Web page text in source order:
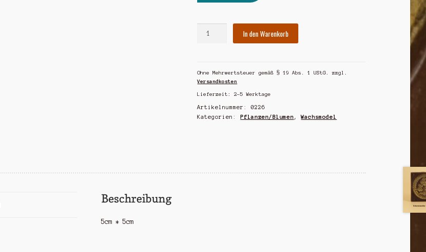
In den Warenkorb
Ohne Mehrwertsteuer gemäß § 19 Abs. 1 UStG.
zzgl.
Versandkosten
Lieferzeit:2-5 Werktage
Artikelnummer:0226
Kategorien:Pflanzen/Blumen ,Wachsmodel
Beschreibung
5cm * 5cm